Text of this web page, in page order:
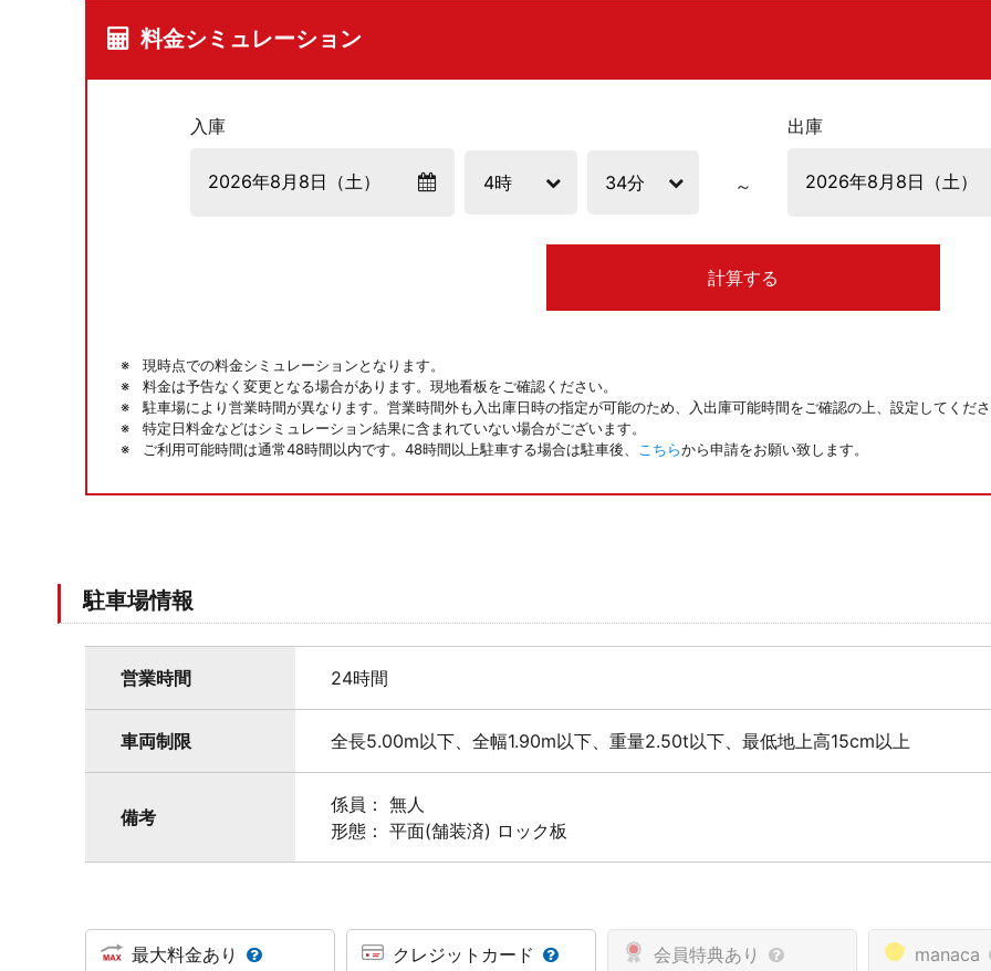
料金シミュレーション
入庫 出庫
計算する
現時点での料金シミュレーションとなります。
料金は予告なく変更となる場合があります。現地看板をご確認ください。
駐車場により営業時間が異なります。営業時間外も入出庫日時の指定が可能のため、入出庫可能時間をご確認の上、設定してくだ
特定日料金などはシミュレーション結果に含まれていない場合がございます。
ご利用可能時間は通常48時間以内です。48時間以上駐車する場合は駐車後、
こちらから申請をお願い致します。
駐車場情報
営業時間 24時間
車両制限 全長5.00m以下、全幅1.90m以下、重量2.50t以下、最低地上高15cm以上
備考
係員： 無人
形態： 平面(舗装済) ロック板
最大料金あり クレジットカード 会員特典あり manaca